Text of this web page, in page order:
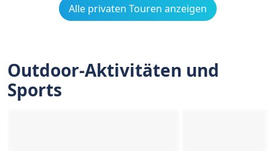
Alle privaten Touren anzeigen
Outdoor-Aktivitäten und
Sports